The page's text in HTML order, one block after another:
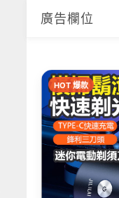
廣告欄位
HOT 爆款